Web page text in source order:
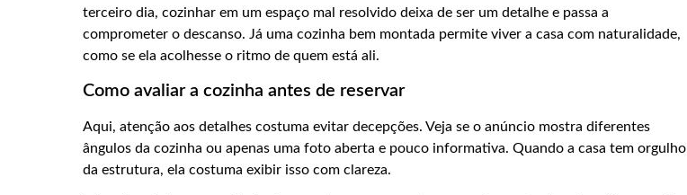
terceiro dia, cozinhar em um espaço mal resolvido deixa de ser um detalhe e passa a
comprometer o descanso. Já uma cozinha bem montada permite viver a casa com naturalidade,
como se ela acolhesse o ritmo de quem está ali.
Como avaliar a cozinha antes de reservar
Aqui, atenção aos detalhes costuma evitar decepções. Veja se o anúncio mostra diferentes
ângulos da cozinha ou apenas uma foto aberta e pouco informativa. Quando a casa tem orgulho
da estrutura, ela costuma exibir isso com clareza.